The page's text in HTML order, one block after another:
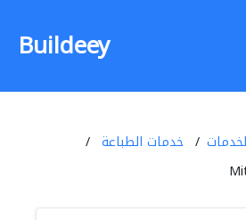
Buildeey
خدمات الطباعة